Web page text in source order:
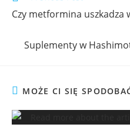
Czy metformina uszkadza
Suplementy w
MOŻE CI SIĘ